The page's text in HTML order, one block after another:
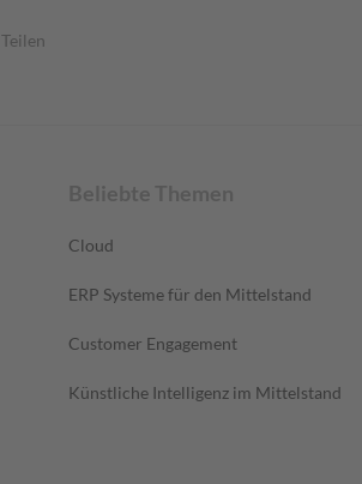
Teilen
Beliebte Themen
Cloud
ERP Systeme für den Mittelstand
Customer Engagement
Künstliche Intelligenz im Mittelstand